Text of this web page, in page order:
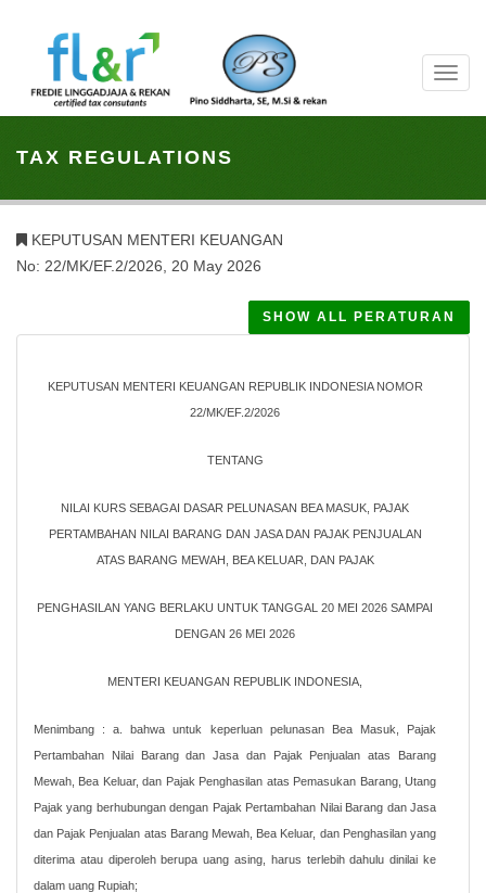
TAX REGULATIONS
KEPUTUSAN MENTERI KEUANGAN
No: 22/MK/EF.2/2026, 20 May 2026
SHOW ALL PERATURAN
KEPUTUSAN MENTERI KEUANGAN REPUBLIK INDONESIA NOMOR
22/MK/EF.2/2026
TENTANG
NILAI KURS SEBAGAI DASAR PELUNASAN BEA MASUK, PAJAK
PERTAMBAHAN NILAI BARANG DAN JASA DAN PAJAK PENJUALAN
ATAS BARANG MEWAH, BEA KELUAR, DAN PAJAK
PENGHASILAN YANG BERLAKU UNTUK TANGGAL 20 MEI 2026 SAMPAI
DENGAN 26 MEI 2026
MENTERI KEUANGAN REPUBLIK INDONESIA,
Menimbang : a. bahwa untuk keperluan pelunasan Bea Masuk, Pajak
Pertambahan Nilai Barang dan Jasa dan Pajak Penjualan atas Barang
Mewah, Bea Keluar, dan Pajak Penghasilan atas Pemasukan Barang, Utang
Pajak yang berhubungan dengan Pajak Pertambahan Nilai Barang dan Jasa
dan Pajak Penjualan atas Barang Mewah, Bea Keluar, dan Penghasilan yang
diterima atau diperoleh berupa uang asing, harus terlebih dahulu dinilai ke
dalam uang Rupiah;